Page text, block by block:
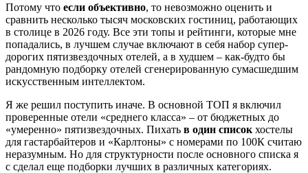
Потому что если объективно, то невозможно оценить и
сравнить несколько тысяч московских гостиниц, работающих
в столице в 2026 году. Все эти топы и рейтинги, которые мне
попадались, в лучшем случае включают в себя набор супер-
дорогих пятизвездочных отелей, а в худшем – как-будто бы
рандомную подборку отелей сгенерированную сумасшедшим
искусственным интеллектом.
Я же решил поступить иначе. В основной ТОП я включил
проверенные отели «среднего класса» – от бюджетных до
«умеренно» пятизвездочных. Пихать в один список хостелы
для гастарбайтеров и «Карлтоны» с номерами по 100К считаю
неразумным. Но для структурности после основного списка я
с сделал еще подборки лучших в различных категориях.